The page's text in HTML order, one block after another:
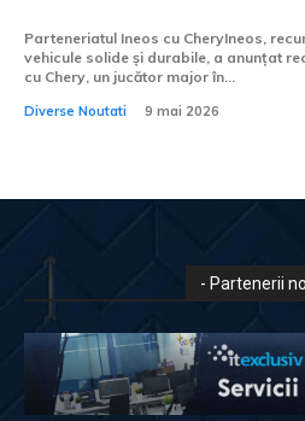
Parteneriatul Ineos cu CheryIneos,
vehicule solide și durabile, a anunțat
cu Chery, un jucător major în...
Diverse Noutati 9 mai 2026
- Partenerii